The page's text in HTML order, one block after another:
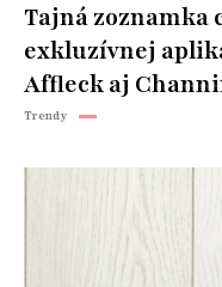
Tajná zoznamka
exkluzívnej
Affleck aj
Trendy